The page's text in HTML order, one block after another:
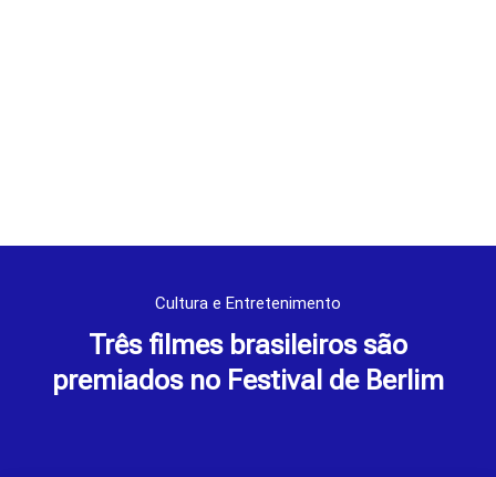
Cultura e Entretenimento
Três filmes brasileiros são
premiados no Festival de Berlim